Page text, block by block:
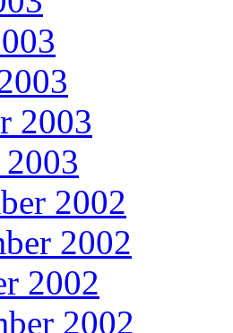
2003
2002
2002
2002
2002